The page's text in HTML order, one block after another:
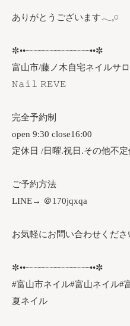
ありがとうございます𓂃𓈒𓏸︎︎︎︎
✼••┈┈┈┈┈┈┈┈┈┈┈┈••✼
富山市/藤ノ木自宅ネイルサ
𝙽𝚊𝚒𝚕 𝚁𝙴𝚅𝙴
完全予約制
open 9:30 close16:00
定休日 /日曜.祝日.その他不定
ご予約方法
LINE→ ＠170jqxqa
お気軽にお問い合わせくだ
✼••┈┈┈┈┈┈┈┈┈┈┈┈••✼
#富山市ネイル#富山ネイル#
夏ネイル